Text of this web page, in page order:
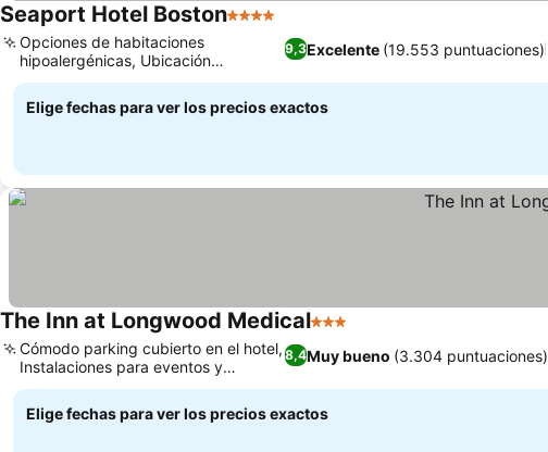
Seaport Hotel Boston4 Estrellas
9,3Excelente (19.553 puntuaciones)
Opciones de habitaciones
hipoalergénicas, Ubicación
privilegiada frente al mar
Elige fechas para ver los precios exactos
The Inn at Longwood Medical3 Estrellas
8,4Muy bueno (3.304 puntuaciones)
Cómodo parking cubierto en el hotel,
Instalaciones para eventos y
conferencias
Elige fechas para ver los precios exactos